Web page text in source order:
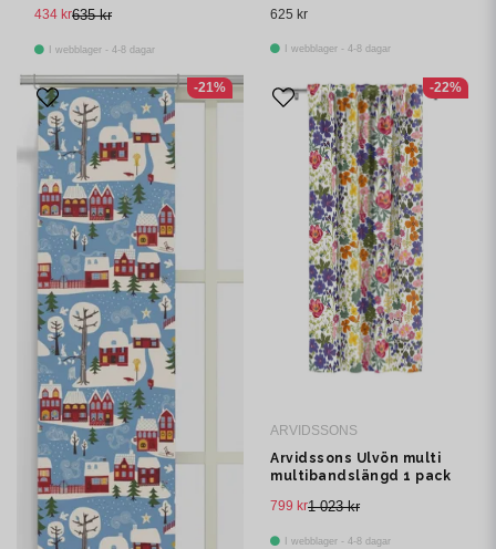
635 kr
434 kr
I webblager - 4-8 dagar
625 kr
I webblager - 4-8 dagar
-21%
ARVIDSSONS
Arvidssons Ulvön multi
multibandslängd 1 pack
1 023 kr
799 kr
I webblager - 4-8 dagar
-22%